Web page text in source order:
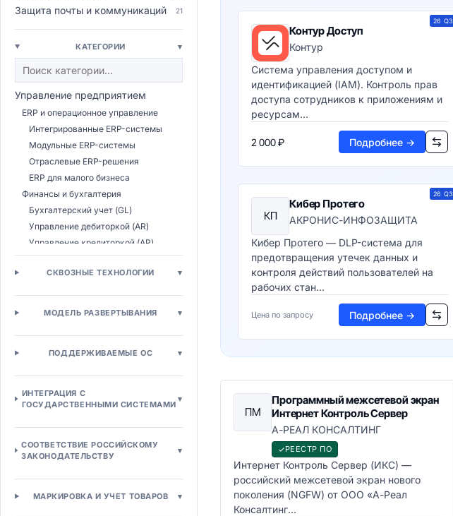
Защита почты и коммуникаций 21
КАТЕГОРИИ ▾
Управление предприятием
ERP и операционное управление
Интегрированные ERP-системы
Модульные ERP-системы
Отраслевые ERP-решения
ERP для малого бизнеса
Финансы и бухгалтерия
Бухгалтерский учет (GL)
Управление дебиторкой (AR)
Управление кредиторкой (AP)
Казначейство
Бюджетирование (CPM)
Консолидация МСФО
Электронные закупки (E-
Электронные аукционы (E-sourcing)
Производство и логистика
Расширенное планирование (APS)
Управление складом (WMS)
СКВОЗНЫЕ ТЕХНОЛОГИИ ▾
МОДЕЛЬ РАЗВЕРТЫВАНИЯ ▾
ПОДДЕРЖИВАЕМЫЕ ОС ▾
ИНТЕГРАЦИЯ С
ГОСУДАРСТВЕННЫМИ СИСТЕМАМИ
▾
СООТВЕТСТВИЕ РОССИЙСКОМУ
ЗАКОНОДАТЕЛЬСТВУ
▾
МАРКИРОВКА И УЧЕТ ТОВАРОВ ▾
26 Q3
Контур Доступ
Контур
Система управления доступом и
идентификацией (IAM). Контроль прав
доступа сотрудников к приложениям и
ресурсам...
2 000 ₽ Подробнее →
26 Q3
КП
Кибер Протего
АКРОНИС-ИНФОЗАЩИТА
Кибер Протего — DLP-система для
предотвращения утечек данных и
контроля действий пользователей на
рабочих стан...
Цена по запросу Подробнее →
ПМ
Программный межсетевой экран
Интернет Контроль Сервер
А-РЕАЛ КОНСАЛТИНГ
РЕЕСТР ПО
Интернет Контроль Сервер (ИКС) —
российский межсетевой экран нового
поколения (NGFW) от ООО «А-Реал
Консалтинг...